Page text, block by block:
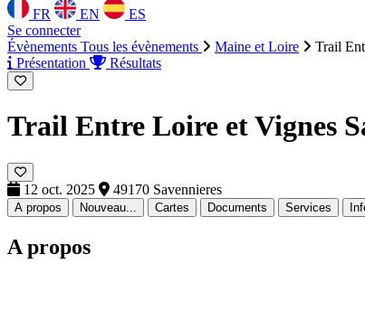
FR EN
ES
Se connecter
Évènements Tous les évènements Maine et Loire
Trail
Présentation
Résultats
Trail Entre Loire et Vignes
12 oct. 2025 49170 Savennieres
A propos Nouveau... Cartes Documents Services
A propos